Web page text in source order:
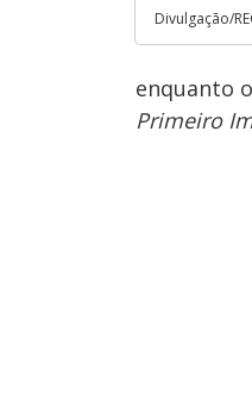
Divulgação/
enquanto
Primeiro